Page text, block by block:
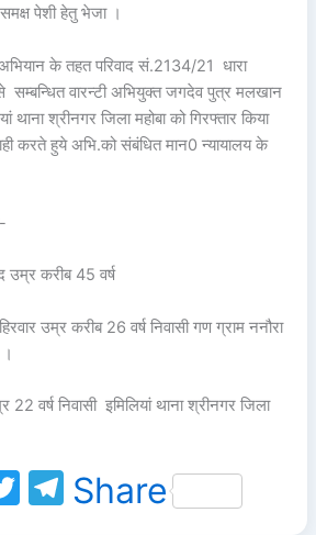
पेशी हेतु भेजा ।
अभियान के तहत परिवाद सं.2134/21 धारा
वारन्टी अभियुक्त जगदेव पुत्र मलखान
थाना श्रीनगर जिला महोबा को गिरफ्तार किया
करते हुये अभि.को संबंधित मान0 न्यायालय के
उम्र करीब 45 वर्ष
उम्र करीब 26 वर्ष निवासी गण ग्राम ननौरा
वर्ष निवासी इमिलियां थाना श्रीनगर जिला
T
T
Share